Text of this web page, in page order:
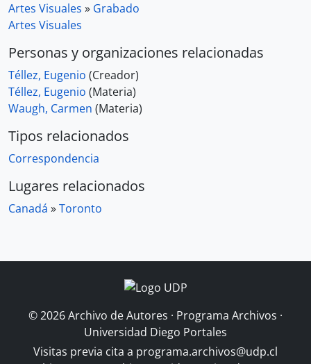
Artes Visuales » Grabado
Artes Visuales
Personas y organizaciones relacionadas
Téllez, Eugenio (Creador)
Téllez, Eugenio (Materia)
Waugh, Carmen (Materia)
Tipos relacionados
Correspondencia
Lugares relacionados
Canadá »Toronto
© 2026 Archivo de Autores · Programa Archivos ·
Universidad Diego Portales
Visitas previa cita a programa.archivos@udp.cl